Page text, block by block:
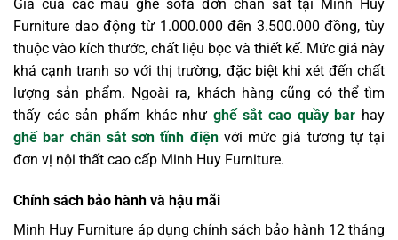
Giá của các mẫu ghế sofa đơn chân sắt tại Minh Huy
Furniture dao động từ 1.000.000 đến 3.500.000 đồng, tùy
thuộc vào kích thước, chất liệu bọc và thiết kế. Mức giá này
khá cạnh tranh so với thị trường, đặc biệt khi xét đến chất
lượng sản phẩm. Ngoài ra, khách hàng cũng có thể tìm
thấy các sản phẩm khác như ghế sắt cao quầy bar hay
ghế bar chân sắt sơn tĩnh điệnvới mức giá tương tự tại
đơn vị nội thất cao cấp Minh Huy Furniture.
Chính sách bảo hành và hậu mãi
Minh Huy Furniture áp dụng chính sách bảo hành 12 tháng